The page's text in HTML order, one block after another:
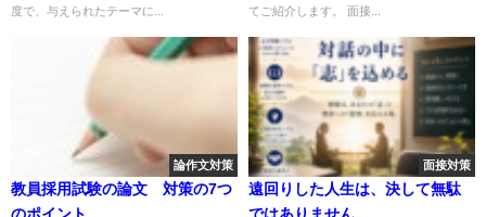
度で、与えられたテーマに...
てご紹介します。 面接...
論作文対策
教員採用試験の論文 対策の7つ
のポイント
面接対策
遠回りした人生は、決して無駄
ではありません